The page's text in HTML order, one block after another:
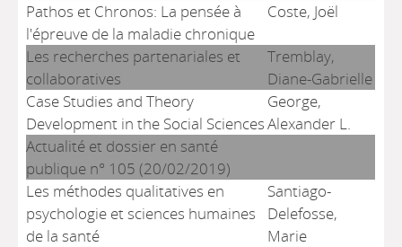
Pathos et Chronos: La pensée à
l'épreuve de la maladie chronique
Coste, Joël
Les recherches partenariales et
collaboratives
Tremblay,
Diane-Gabrielle
Case Studies and Theory
Development in the Social Sciences
George,
Alexander L.
Actualité et dossier en santé
publique n° 105 (20/02/2019)
Les méthodes qualitatives en
psychologie et sciences humaines
de la santé
Santiago-
Delefosse,
Marie